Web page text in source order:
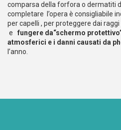
comparsa della forfora o dermatiti
completare l’opera è consigliabile
per capelli , per proteggere dai
e fungere da“schermo
atmosferici e i danni causati da
l’anno.